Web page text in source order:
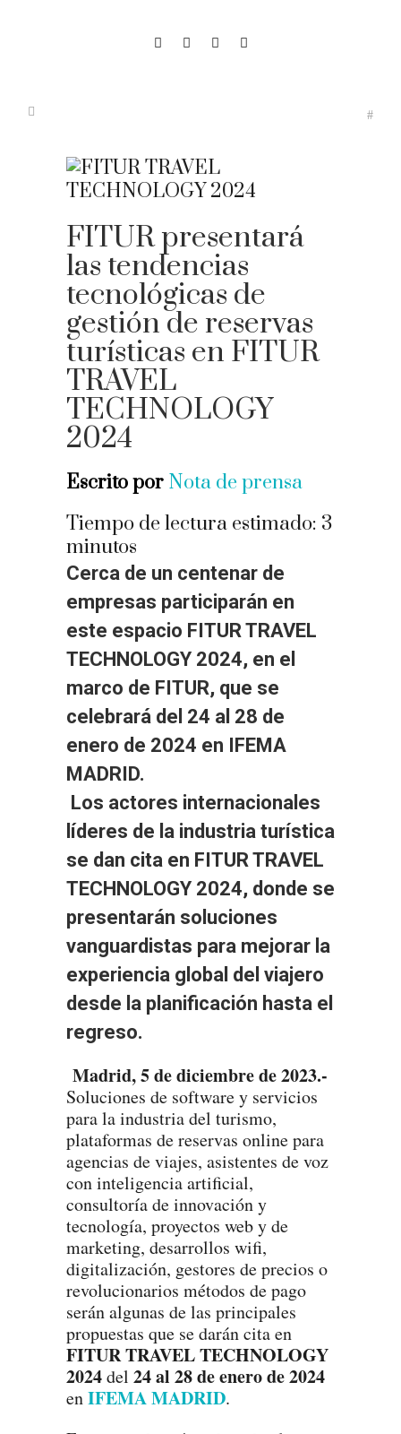
FITUR presentará
las tendencias
tecnológicas de
gestión de reservas
turísticas en FITUR
TRAVEL
TECHNOLOGY
2024
Escrito por Nota de prensa
Tiempo de lectura estimado: 3
minutos
Cerca de un centenar de
empresas participarán en
este espacio FITUR TRAVEL
TECHNOLOGY 2024, en el
marco de FITUR, que se
celebrará del 24 al 28 de
enero de 2024 en IFEMA
MADRID.
Los actores internacionales
líderes de la industria turística
se dan cita en FITUR TRAVEL
TECHNOLOGY 2024, donde se
presentarán soluciones
vanguardistas para mejorar la
experiencia global del viajero
desde la planificación hasta el
regreso.
Madrid, 5 de diciembre de 2023.-
Soluciones de software y servicios
para la industria del turismo,
plataformas de reservas online para
agencias de viajes, asistentes de voz
con inteligencia artificial,
consultoría de innovación y
tecnología, proyectos web y de
marketing, desarrollos wifi,
digitalización, gestores de precios o
revolucionarios métodos de pago
serán algunas de las principales
propuestas que se darán cita en
FITUR TRAVEL TECHNOLOGY
2024del 24 al 28 de enero de 2024
enIFEMA MADRID.